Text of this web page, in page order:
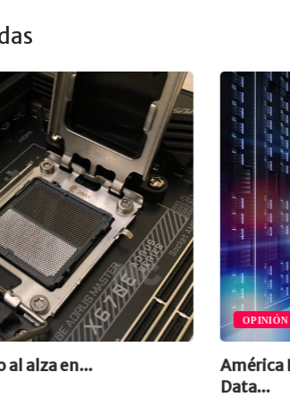
al alza en...
OPINIÓN
América
Data...